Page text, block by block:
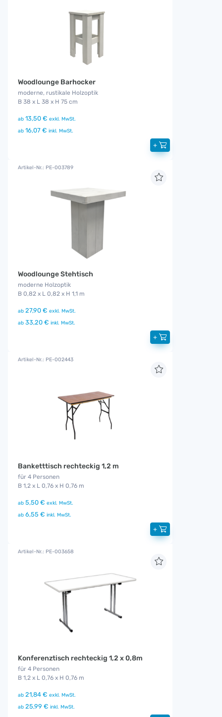
Woodlounge Barhocker
moderne, rustikale Holzoptik
B 38 x L 38 x H 75 cm
ab 13,50 € exkl. MwSt.
ab 16,07 € inkl. MwSt.
+
Artikel-Nr.: PE-003789
Woodlounge Stehtisch
moderne Holzoptik
B 0,82 x L 0,82 x H 1,1 m
ab 27,90 € exkl. MwSt.
ab 33,20 € inkl. MwSt.
+
Artikel-Nr.: PE-002443
Banketttisch rechteckig 1,2 m
für 4 Personen
B 1,2 x L 0,76 x H 0,76 m
ab 5,50 € exkl. MwSt.
ab 6,55 € inkl. MwSt.
+
Artikel-Nr.: PE-003658
Konferenztisch rechteckig 1,2 x 0,8m
für 4 Personen
B 1,2 x L 0,76 x H 0,76 m
ab 21,84 € exkl. MwSt.
ab 25,99 € inkl. MwSt.